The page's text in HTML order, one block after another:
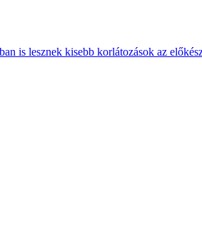
is lesznek kisebb korlátozások az